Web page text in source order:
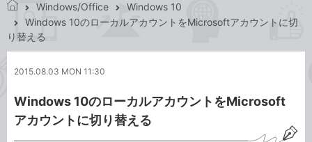
で
き
ッ
Windows/Office
Windows 10
Windows 10のローカルアカウントをMicrosoftアカウントに切
り替える
2015.08.03 MON 11:30
Windows 10のローカルアカウントをMicrosoft
アカウントに切り替える